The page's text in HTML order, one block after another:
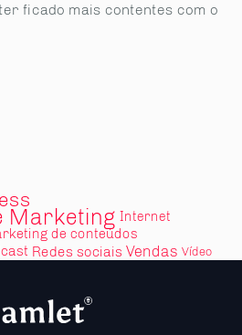
ficado mais contentes com o
Marketing Internet
de conteúdos
Redes sociais Vendas Vídeo